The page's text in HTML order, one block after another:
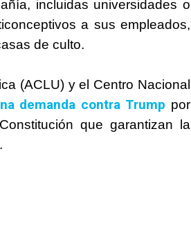
incluidas universidades o
a sus empleados,
de culto.
(ACLU) y el Centro Nacional
demanda contra Trump por
que garantizan la